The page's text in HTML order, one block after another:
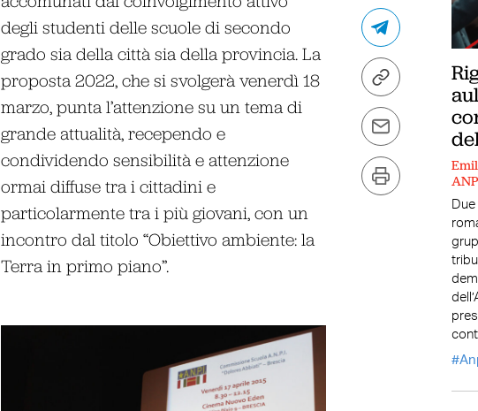
degli studenti delle scuole di secondo
grado sia della città sia della provincia. La
proposta 2022, che si svolgerà venerdì 18
marzo, punta l’attenzione su un tema di
grande attualità, recependo e
condividendo sensibilità e attenzione
ormai diffuse tra i cittadini e
particolarmente tra i più giovani, con un
incontro dal titolo “Obiettivo ambiente: la
Terra in primo piano”.